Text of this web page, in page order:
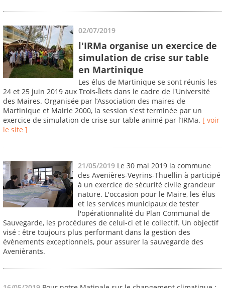
02/07/2019
l'IRMa organise un exercice de
simulation de crise sur table
en Martinique
Les élus de Martinique se sont réunis les
24 et 25 juin 2019 aux Trois-Îlets dans le cadre de l'Université
des Maires. Organisée par l’Association des maires de
Martinique et Mairie 2000, la session s'est terminée par un
exercice de simulation de crise sur table animé par l’IRMa. [ voir
le site ]
21/05/2019 Le 30 mai 2019 la commune
des Avenières-Veyrins-Thuellin à participé
à un exercice de sécurité civile grandeur
nature. L'occasion pour le Maire, les élus
et les services municipaux de tester
l'opérationnalité du Plan Communal de
Sauvegarde, les procédures de celui-ci et le collectif. Un objectif
visé : être toujours plus performant dans la gestion des
évènements exceptionnels, pour assurer la sauvegarde des
Avenièrants.